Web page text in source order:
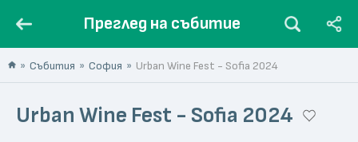
Преглед на събитие
Събития София Urban Wine Fest - Sofia 2024
Urban Wine Fest - Sofia 2024